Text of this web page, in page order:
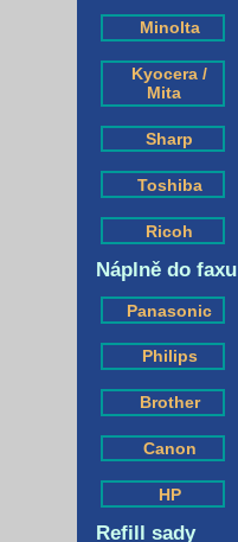
Minolta
Kyocera /
Mita
Sharp
Toshiba
Ricoh
Náplně do faxu
Panasonic
Philips
Brother
Canon
HP
Refill sady